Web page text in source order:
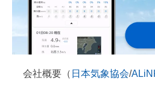
会社概要（ 日本気象協会/